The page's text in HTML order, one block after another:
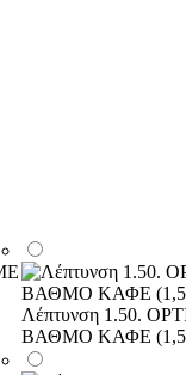
Λέπτυνση 1.50.
ΒΑΘΜΟ ΚΑΦΕ